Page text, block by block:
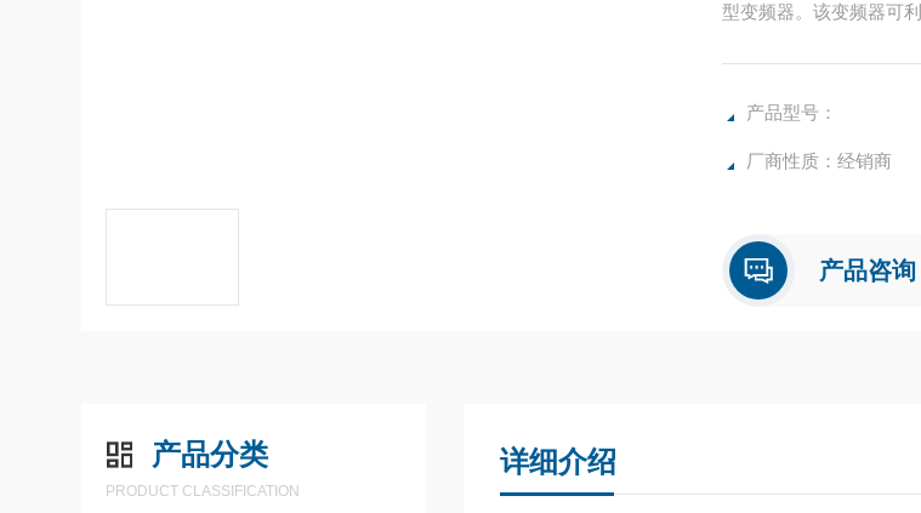
型变频器。该变频器可
产品型号：
厂商性质：经销商
产品咨询
产品分类
PRODUCT CLASSIFICATION
详细介绍